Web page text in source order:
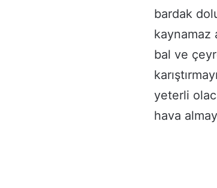
bardak
kaynamaz
bal ve
yeterli
hava